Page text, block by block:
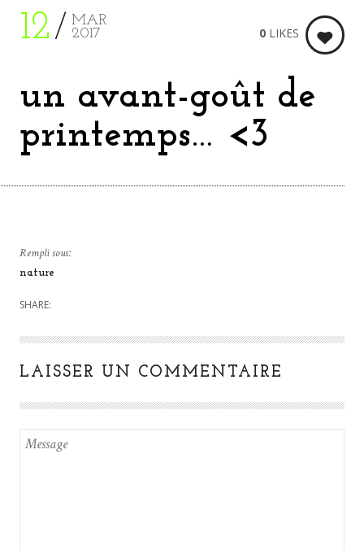
12
MAR
2017
un avant-goût de
printemps… <3
0 LIKES
Rempli sous:
nature
SHARE:
LAISSER UN COMMENTAIRE